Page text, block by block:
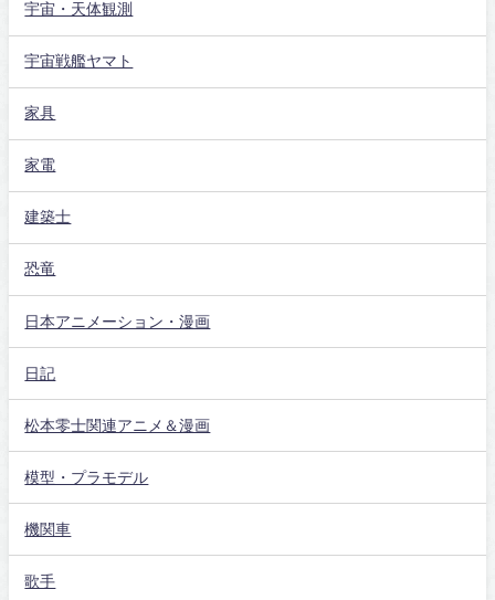
宇宙・天体観測
宇宙戦艦ヤマト
家具
家電
建築士
恐竜
日本アニメーション・漫画
日記
松本零士関連アニメ＆漫画
模型・プラモデル
機関車
歌手